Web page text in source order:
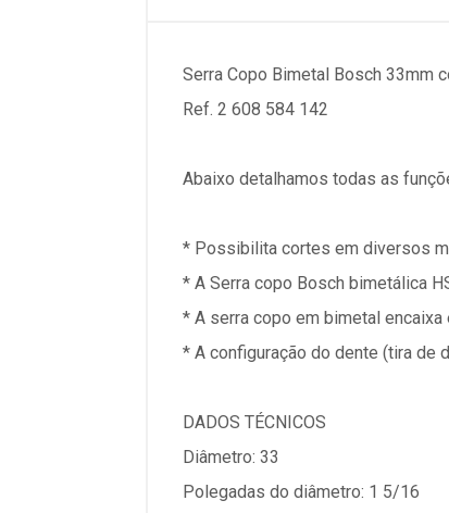
Serra Copo Bimetal Bosch 33mm
Ref. 2 608 584 142
Abaixo detalhamos todas as
* Possibilita cortes em diversos
* A Serra copo Bosch bimetálica
* A serra copo em bimetal
* A configuração do dente (tira de
DADOS TÉCNICOS
Diâmetro: 33
Polegadas do diâmetro: 1 5/16